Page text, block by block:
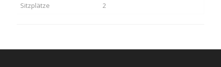
Sitzplätze
2